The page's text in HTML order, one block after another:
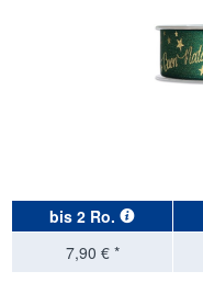
bis 2 Ro.
7,90 € *